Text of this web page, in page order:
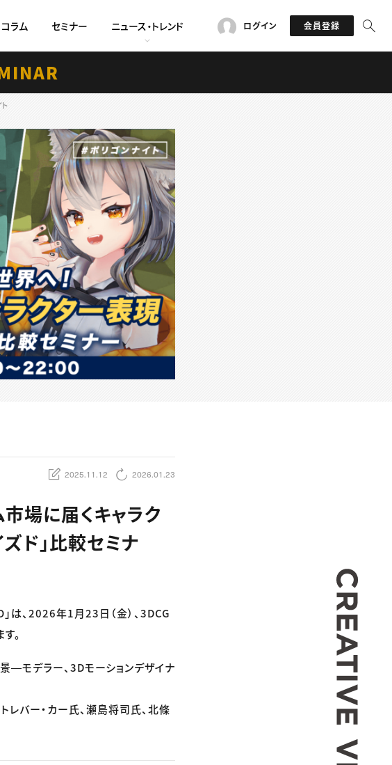
ラム セミナー ニュース・トレンド ログイン 会員登録
2025.11.12 2026.01.23
場に届くキャラク
ド」比較セミナ
、2026年1月23日（金）、3DCG
。
―モデラー、3Dモーションデザイナ
バー・カー氏、瀬島将司氏、北條